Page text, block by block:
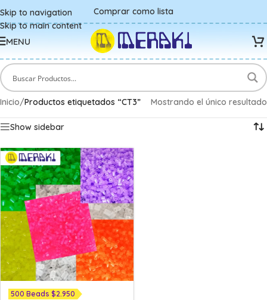
Skip to navigation
Skip to main content
Comprar como lista
MENU
Inicio/Productos etiquetados “CT3” Mostrando el único resultado
Show sidebar
500 Beads $2.950